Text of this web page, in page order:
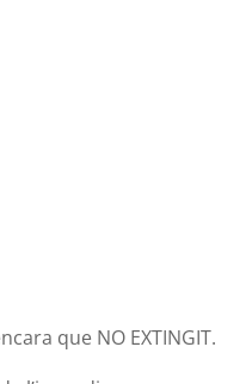
que NO EXTINGIT.